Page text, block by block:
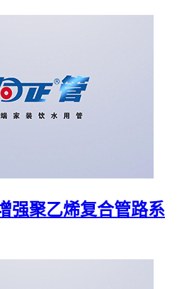
强聚乙烯复合管路系